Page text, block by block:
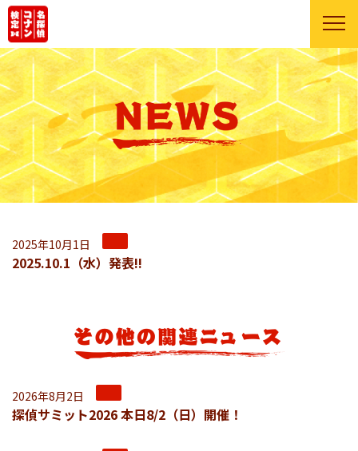
2025年10月1日
2025.10.1（水）発表!!
2026年8月2日
探偵サミット2026 本日8/2（日）開催！